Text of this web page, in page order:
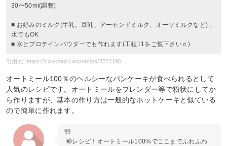
30〜50ml(調整)
■ お好みのミルク(牛乳、豆乳、アーモンドミルク、オーツミルクなど) 、
水でもOK
■ 水とプロテインパウダーでも作れます(工程11をご覧下さい♬)
引用元: https://cookpad.com/recipe/5272190
オートミール100％のヘルシーなパンケーキが食べられるとして
人気のレシピです。オートミールをブレンダー等で粉状にしてか
ら作りますが、基本の作り方は一般的なホットケーキと似ている
ので簡単に作れます。
神レシピ！オートミール100%でここまでふわふわ